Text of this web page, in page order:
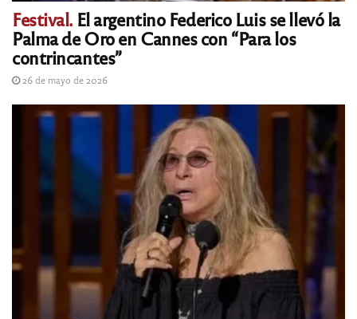
Festival. El argentino Federico Luis se llevó la
Palma de Oro en Cannes con “Para los
contrincantes”
26 de mayo de 2026